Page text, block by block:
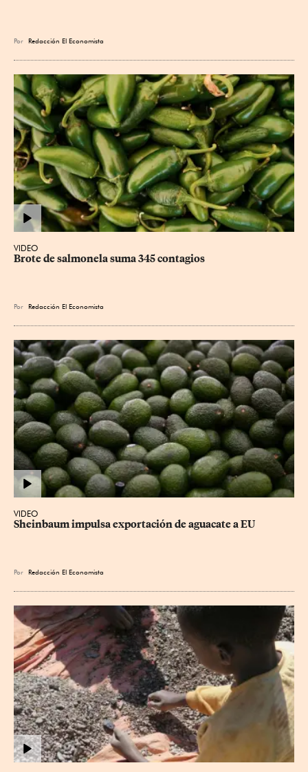
Por Redacción El Economista
VIDEO
Brote de salmonela suma 345 contagios
Por Redacción El Economista
VIDEO
Sheinbaum impulsa exportación de aguacate a EU
Por Redacción El Economista